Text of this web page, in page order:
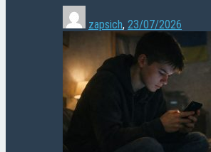
zapsich, 23/07/2026